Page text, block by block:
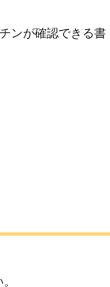
ンが確認できる書